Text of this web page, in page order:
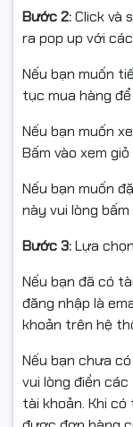
Ưu điểm nổi bật:
• Bản in sắc
nghiệp và văn
• Hộp mực
thế
• Tăng tuổi thọ
dụng
• Mực ổn định,
Liên hệ:
Muamáy tính,
nhận ưu đãi tốt
Hotline:
Bước 2:Click và
ra pop up với
Nếu bạn muốn
tục mua hàng
Nếu bạn muốn
Bấm vào xem
Nếu bạn muốn
này vui lòng
Bước 3:Lựa
Nếu bạn đã có
đăng nhập là
khoản trên hệ
Nếu bạn chưa
vui lòng điền
tài khoản. Khi